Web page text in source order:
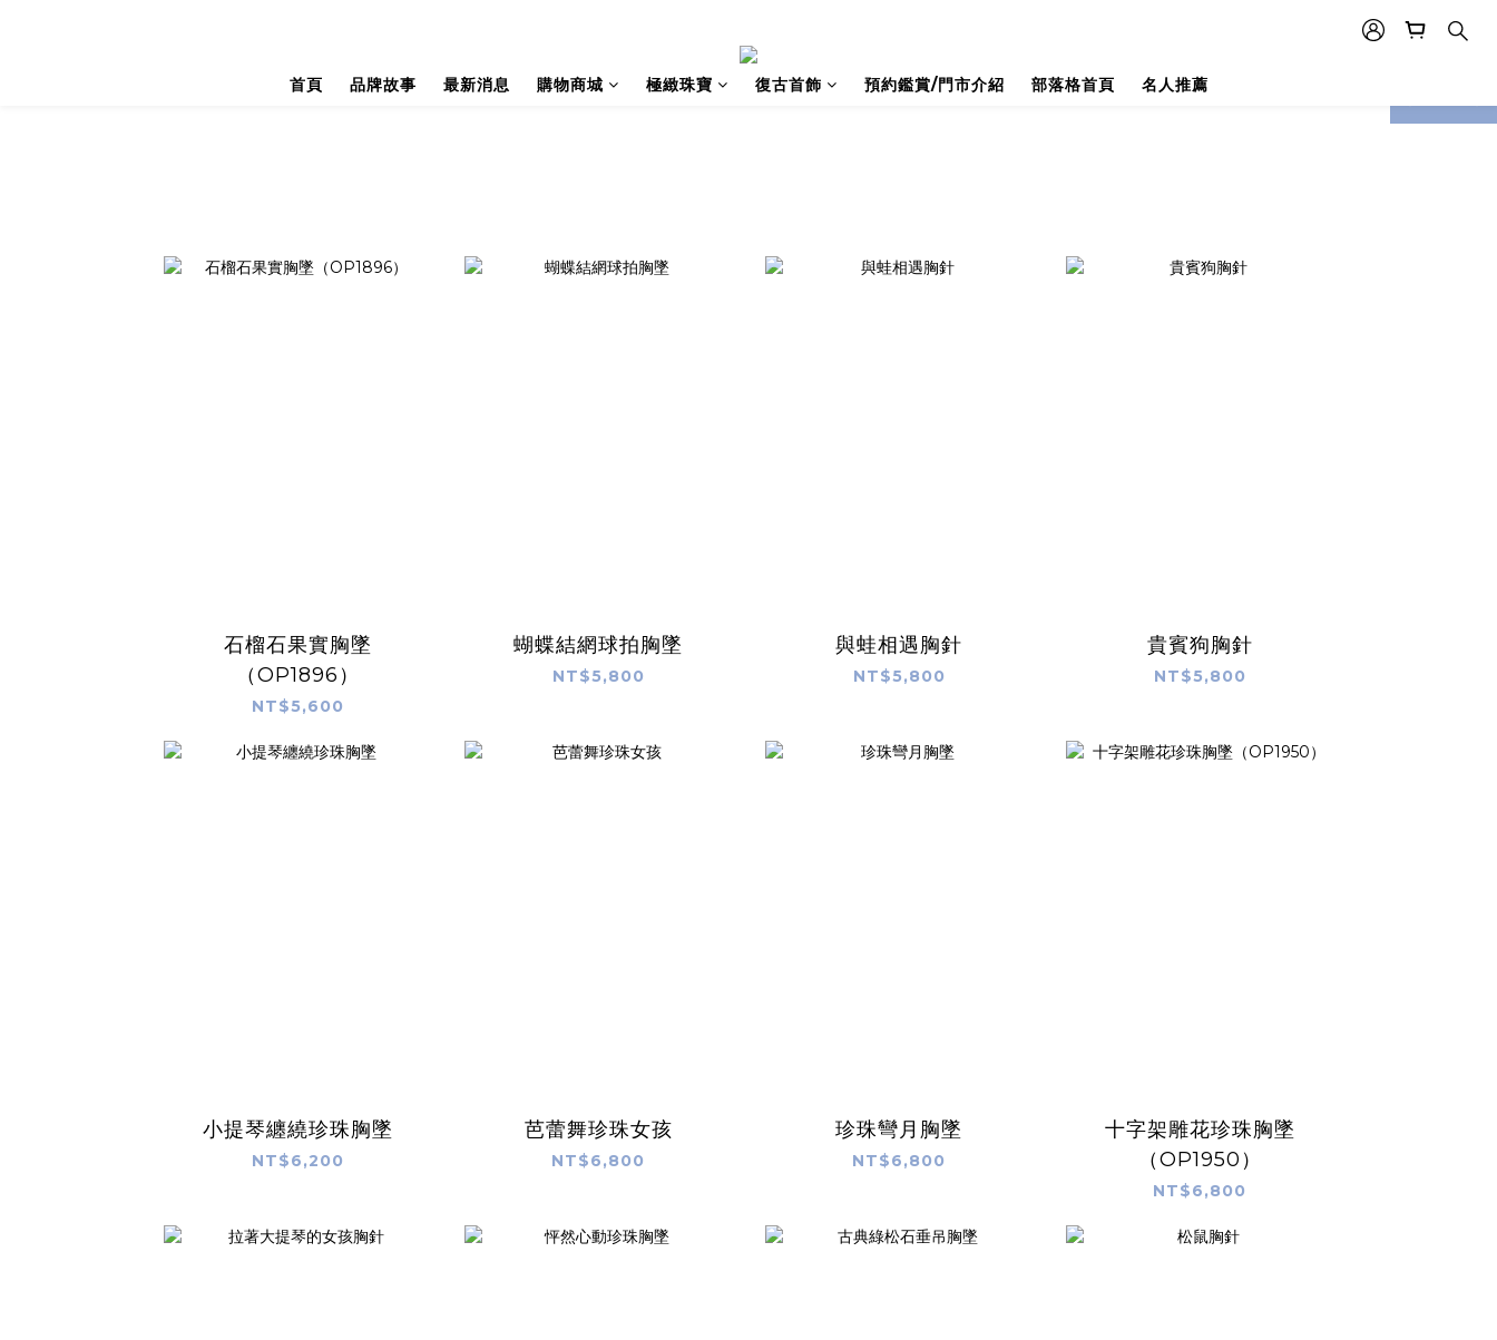
首頁 品牌故事 最新消息 購物商城 極緻珠寶 復古首飾 預約鑑賞/門市介紹 部落格首頁 名人推薦 prev next
石榴石果實胸墜
（OP1896）
NT$5,600
蝴蝶結網球拍胸墜
NT$5,800
與蛙相遇胸針
NT$5,800
貴賓狗胸針
NT$5,800
小提琴纏繞珍珠胸墜
NT$6,200
芭蕾舞珍珠女孩
NT$6,800
珍珠彎月胸墜
NT$6,800
十字架雕花珍珠胸墜
（OP1950）
NT$6,800